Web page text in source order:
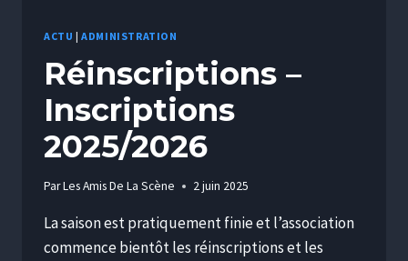
ACTU |ADMINISTRATION
Réinscriptions –
Inscriptions
2025/2026
ParLes Amis De La Scène 2 juin 2025
La saison est pratiquement finie et l’association
commence bientôt les réinscriptions et les